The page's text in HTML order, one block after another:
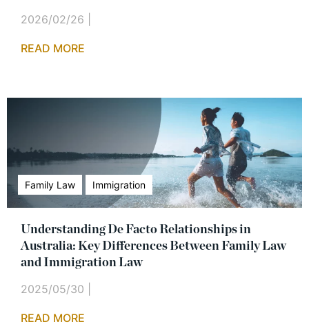
2026/02/26
READ MORE
Family Law Immigration
Understanding De Facto Relationships in
Australia: Key Differences Between Family Law
and Immigration Law
2025/05/30
READ MORE